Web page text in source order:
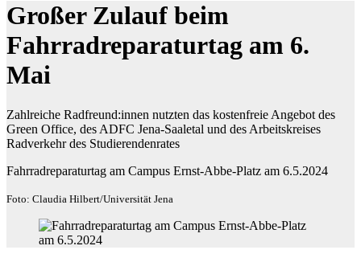
Großer Zulauf beim
Fahrradreparaturtag am 6.
Mai
Zahlreiche Radfreund:innen nutzten das kostenfreie Angebot des
Green Office, des ADFC Jena-Saaletal und des Arbeitskreises
Radverkehr des Studierendenrates
Fahrradreparaturtag am Campus Ernst-Abbe-Platz am 6.5.2024
Foto: Claudia Hilbert/Universität Jena